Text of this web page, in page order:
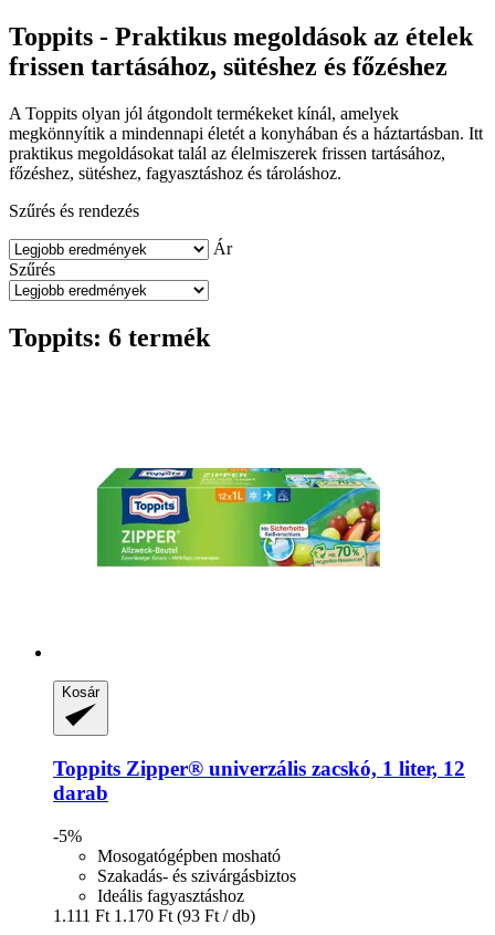
Toppits - Praktikus megoldások az ételek
frissen tartásához, sütéshez és főzéshez
A Toppits olyan jól átgondolt termékeket kínál, amelyek
megkönnyítik a mindennapi életét a konyhában és a háztartásban. Itt
praktikus megoldásokat talál az élelmiszerek frissen tartásához,
főzéshez, sütéshez, fagyasztáshoz és tároláshoz.
Szűrés és rendezés
Ár
Szűrés
Toppits: 6 termék
Kosár
Toppits Zipper® univerzális zacskó, 1 liter, 12
darab
-5%
Mosogatógépben mosható
Szakadás- és szivárgásbiztos
Ideális fagyasztáshoz
1.111 Ft 1.170 Ft (93 Ft / db)